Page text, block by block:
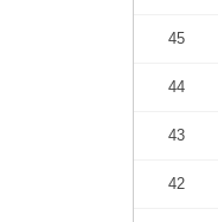
45
44
43
42